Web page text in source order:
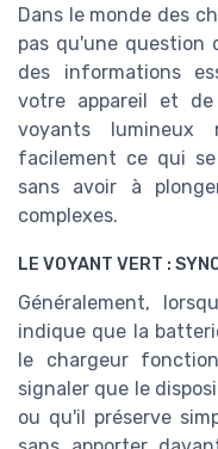
Dans le monde des
pas qu'une question
des informations
votre appareil et
voyants lumineux
facilement ce qui
sans avoir à
complexes.
LE VOYANT VERT :
Généralement,
indique que la
le chargeur
signaler que le
ou qu'il préserve